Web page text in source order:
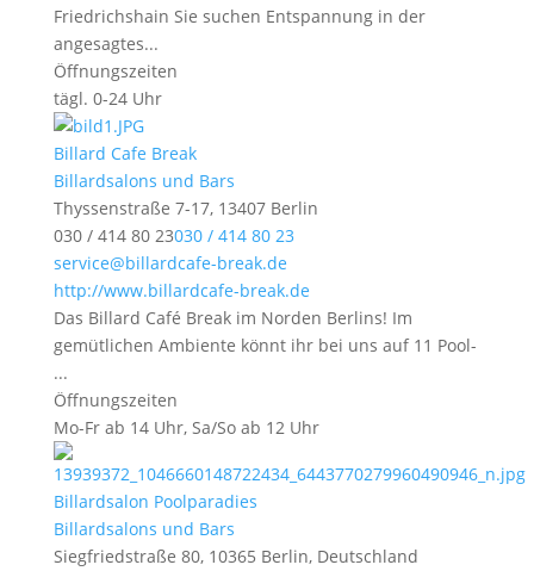
Friedrichshain Sie suchen Entspannung in der
angesagtes...
Öffnungszeiten
tägl. 0-24 Uhr
Billard Cafe Break
Billardsalons und Bars
Thyssenstraße 7-17, 13407 Berlin
030 / 414 80 23030 / 414 80 23
service@billardcafe-break.de
http://www.billardcafe-break.de
Das Billard Café Break im Norden Berlins! Im
gemütlichen Ambiente könnt ihr bei uns auf 11 Pool-
...
Öffnungszeiten
Mo-Fr ab 14 Uhr, Sa/So ab 12 Uhr
Billardsalon Poolparadies
Billardsalons und Bars
Siegfriedstraße 80, 10365 Berlin, Deutschland